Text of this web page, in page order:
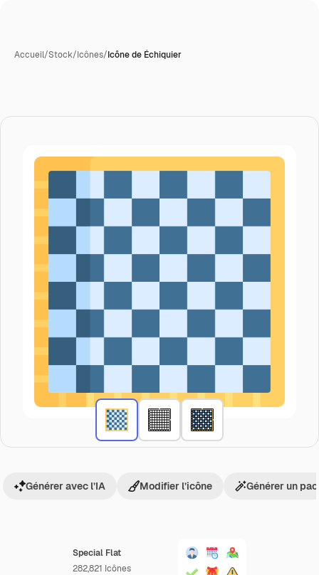
Accueil/Stock/Icônes/Icône de Échiquier
Special Flat
282,821 Icônes
Générer avec l’IA Modifier l’icône Générer un